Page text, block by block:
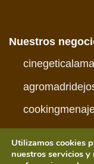
Nuestros
Utilizamos cookies
nuestros servicios